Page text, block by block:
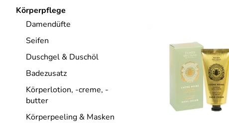
Körperpflege
Damendüfte
Seifen
Duschgel & Duschöl
Badezusatz
Körperlotion, -creme, -
butter
Körperpeeling & Masken